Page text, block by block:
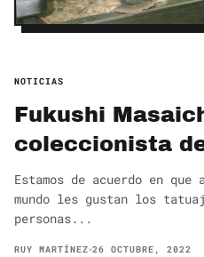
NOTICIAS
Fukushi
coleccionista
Estamos de acuerdo en que
mundo les gustan los
personas...
RUY MARTÍNEZ 26 OCTUBRE, 2022